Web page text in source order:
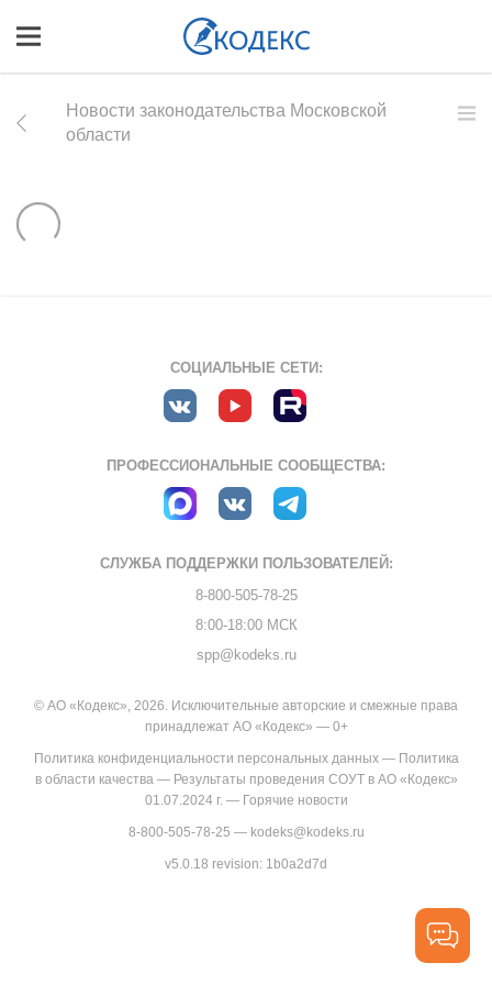
Новости законодательства Московской
области
СОЦИАЛЬНЫЕ СЕТИ:
ПРОФЕССИОНАЛЬНЫЕ СООБЩЕСТВА:
СЛУЖБА ПОДДЕРЖКИ ПОЛЬЗОВАТЕЛЕЙ:
8-800-505-78-25
8:00-18:00 МСК
spp@kodeks.ru
© АО «Кодекс», 2026. Исключительные авторские и смежные права
принадлежат АО «Кодекс» — 0+
Политика конфиденциальности персональных данных— Политика
в области качества— Результаты проведения СОУТ в АО «Кодекс»
01.07.2024 г.— Горячие новости
8-800-505-78-25 — kodeks@kodeks.ru
v5.0.18 revision: 1b0a2d7d